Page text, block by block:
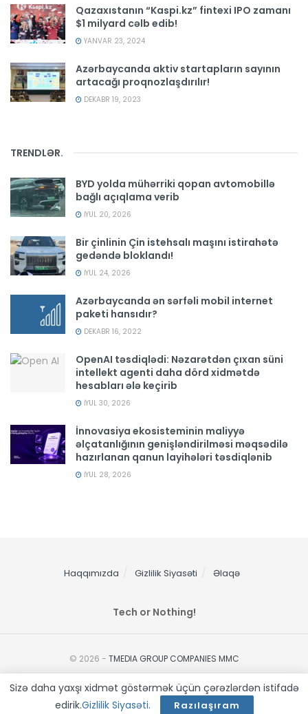
Qazaxıstanın “Kaspi.kz” fintexi IPO zamanı
$1 milyard cəlb edib!
YANVAR 23, 2024
Azərbaycanda aktiv startapların sayının
artacağı proqnozlaşdırılır!
DEKABR 19, 2023
TRENDLƏR.
BYD yolda mühərriki qopan avtomobillə
bağlı açıqlama verib
İYUL 20, 2026
Bir çinlinin Çin istehsalı maşını istirahətə
gedəndə bloklandı!
İYUL 24, 2026
Azərbaycanda ən sərfəli mobil internet
paketi hansıdır?
DEKABR 16, 2022
OpenAI təsdiqlədi: Nəzarətdən çıxan süni
intellekt agenti daha dörd xidmətdə
hesabları ələ keçirib
İYUL 30, 2026
İnnovasiya ekosisteminin maliyyə
əlçatanlığının genişləndirilməsi məqsədilə
hazırlanan qanun layihələri təsdiqlənib
İYUL 28, 2026
Haqqımızda Gizlilik Siyasəti Əlaqə
Tech or Nothing!
© 2026 - TMEDIA GROUP COMPANIES MMC
Sizə daha yaxşı xidmət göstərmək üçün çərəzlərdən istifadə
edirik.Gizlilik Siyasəti. Razılaşıram